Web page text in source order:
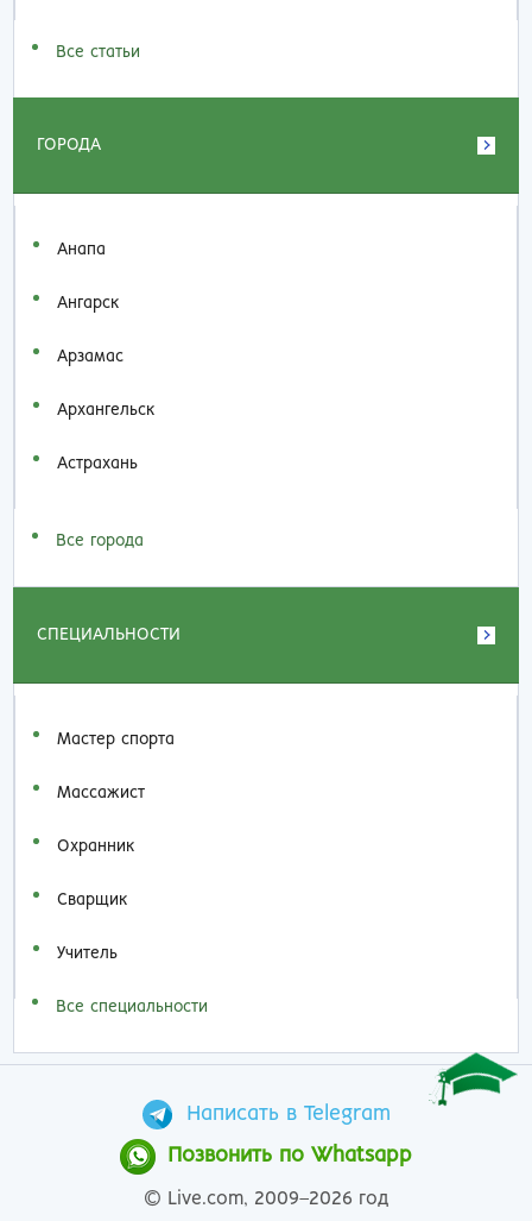
Все статьи
ГОРОДА
Анапа
Ангарск
Арзамас
Архангельск
Астрахань
Все города
СПЕЦИАЛЬНОСТИ
Мастер спорта
Массажист
Охранник
Сварщик
Учитель
Все специальности
Написать в Telegram
Позвонить по Whatsapp
© Live.com, 2009–2026 год